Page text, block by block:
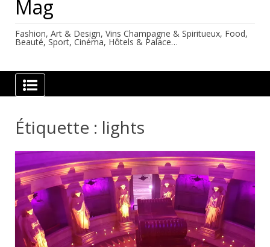
Mag
Fashion, Art & Design, Vins Champagne & Spiritueux, Food,
Beauté, Sport, Cinéma, Hôtels & Palace…
Étiquette : lights